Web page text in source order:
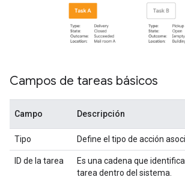
Campos de tareas básicos
Campo Descripción
Tipo Define el tipo de acción
ID de la tarea
Es una cadena que
tarea dentro del sistema.